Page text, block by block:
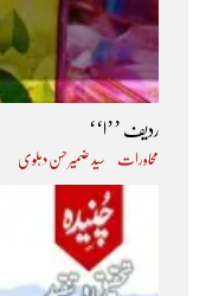
ردیف ’’ا‘‘
محاورات سید ضمیر حسن دہلوی